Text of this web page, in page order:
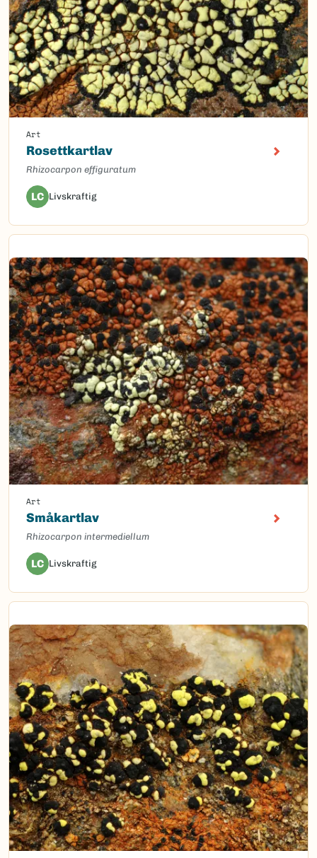
Art
Rosettkartlav
Rhizocarpon effiguratum
LC Livskraftig
Art
Småkartlav
Rhizocarpon intermediellum
LC Livskraftig